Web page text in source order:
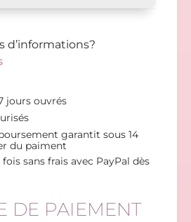
d’informations?
jours ouvrés
garantit sous 14
du paiment
sans frais avec PayPal dès
DE PAIEMENT